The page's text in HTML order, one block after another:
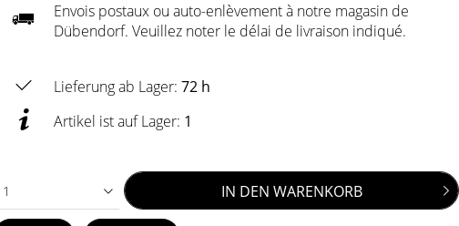
Envois postaux ou auto-enlèvement à notre magasin de
Dübendorf. Veuillez noter le délai de livraison indiqué.
Lieferung ab Lager:72 h
Artikel ist auf Lager: 1
1 IN DEN WARENKORB